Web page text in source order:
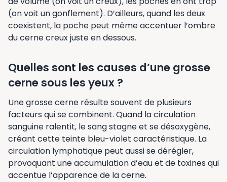
(on voit un gonflement). D’ailleurs, quand les deux
coexistent, la poche peut même accentuer l’ombre
du cerne creux juste en dessous.
Quelles sont les causes d’une grosse
cerne sous les yeux ?
Une grosse cerne résulte souvent de plusieurs
facteurs qui se combinent. Quand la circulation
sanguine ralentit, le sang stagne et se désoxygène,
créant cette teinte bleu-violet caractéristique. La
circulation lymphatique peut aussi se dérégler,
provoquant une accumulation d’eau et de toxines qui
accentue l’apparence de la cerne.